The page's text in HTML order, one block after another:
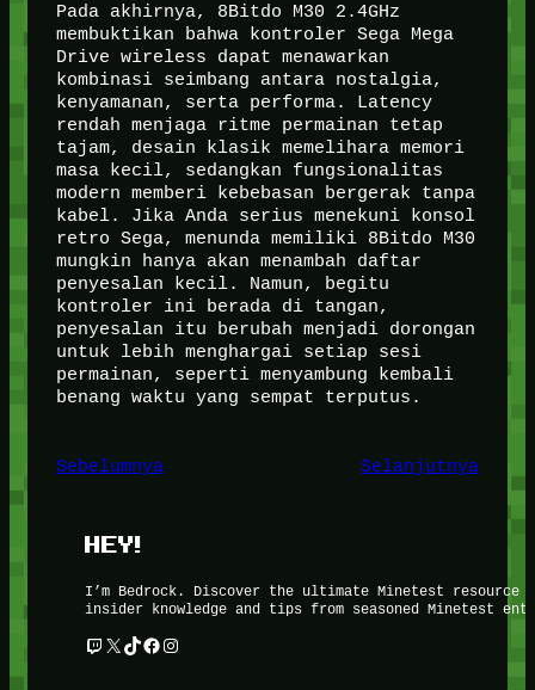
Pada akhirnya, 8Bitdo M30 2.4GHz
membuktikan bahwa kontroler Sega Mega
Drive wireless dapat menawarkan
kombinasi seimbang antara nostalgia,
kenyamanan, serta performa. Latency
rendah menjaga ritme permainan tetap
tajam, desain klasik memelihara memori
masa kecil, sedangkan fungsionalitas
modern memberi kebebasan bergerak tanpa
kabel. Jika Anda serius menekuni konsol
retro Sega, menunda memiliki 8Bitdo M30
mungkin hanya akan menambah daftar
penyesalan kecil. Namun, begitu
kontroler ini berada di tangan,
penyesalan itu berubah menjadi dorongan
untuk lebih menghargai setiap sesi
permainan, seperti menyambung kembali
benang waktu yang sempat terputus.
Sebelumnya Selanjutnya
HEY!
I’m Bedrock. Discover the ultimate Minetest
insider knowledge and tips from seasoned Minetest
Twitch X TikTok Facebook Instagram